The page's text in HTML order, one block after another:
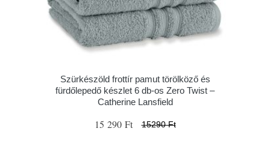
Szürkészöld frottír pamut törölköző és
fürdőlepedő készlet 6 db-os Zero Twist –
Catherine Lansfield
15 290 Ft 15290 Ft